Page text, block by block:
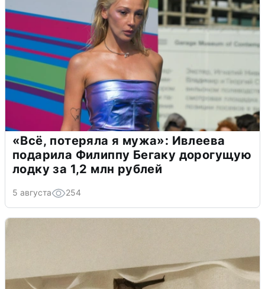
«Всё, потеряла я мужа»: Ивлеева
подарила Филиппу Бегаку дорогущую
лодку за 1,2 млн рублей
5 августа 254